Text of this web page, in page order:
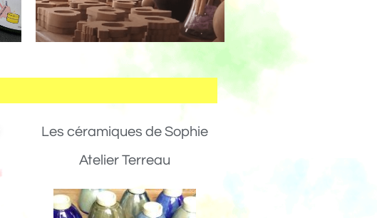
Les céramiques de Sophie
Atelier Terreau